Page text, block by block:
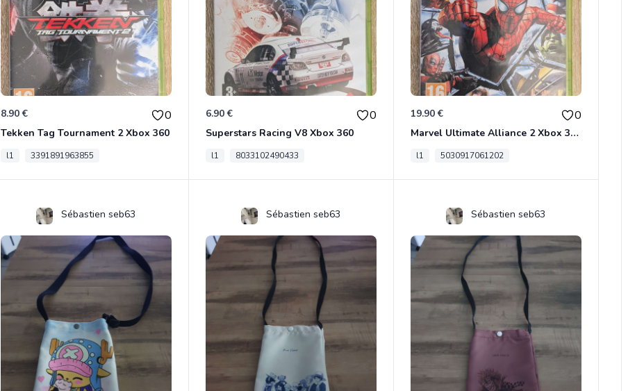
8.90 € 0
Tekken Tag Tournament 2 Xbox 360
l1 3391891963855
6.90 € 0
Superstars Racing V8 Xbox 360
l1 8033102490433
19.90 € 0
Marvel Ultimate Alliance 2 Xbox 360
l1 5030917061202
Sébastien seb63 Sébastien seb63 Sébastien seb63